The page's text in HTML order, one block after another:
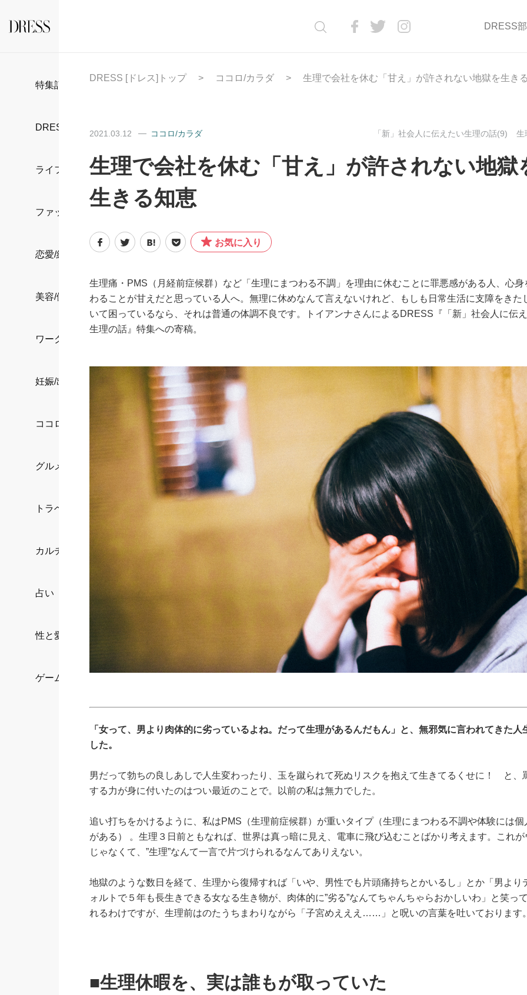
DRESS
特集記事
DRESS部活
ライフスタイル
ファッション
恋愛/結婚/離婚
美容/健康
ワークスタイル
妊娠/出産/家族
ココロ/カラダ
グルメ
トラベル
カルチャー/エンタメ
占い
性と愛
ゲーム
DRESS [ドレス]トップ ココロ/カラダ 生理で会社を休む「甘え」が許されない地獄を生き
2021.03.12 ココロ/カラダ 「新」社会人に伝えたい生理の話(9) 生
生理で会社を休む「甘え」が許されない地獄
生きる知恵
お気に入り
生理痛・PMS（月経前症候群）など「生理にまつわる不調」を理由に休むことに罪悪感がある人、心身
わることが甘えだと思っている人へ。無理に休めなんて言えないけれど、もしも日常生活に支障をきた
いて困っているなら、それは普通の体調不良です。トイアンナさんによるDRESS『「新」社会人に伝
生理の話』特集への寄稿。
「女って、男より肉体的に劣っているよね。だって生理があるんだもん」と、無邪気に言われてきた人
した。
男だって勃ちの良しあしで人生変わったり、玉を蹴られて死ぬリスクを抱えて生きてるくせに！ と、
する力が身に付いたのはつい最近のことで。以前の私は無力でした。
追い打ちをかけるように、私はPMS（生理前症候群）が重いタイプ（生理にまつわる不調や体験には個
がある） 。生理３日前ともなれば、世界は真っ暗に見え、電車に飛び込むことばかり考えます。これが
じゃなくて、”生理”なんて一言で片づけられるなんてありえない。
地獄のような数日を経て、生理から復帰すれば「いや、男性でも片頭痛持ちとかいるし」とか「男より
ォルトで５年も長生きできる女なる生き物が、肉体的に”劣る”なんてちゃんちゃらおかしいわ」と笑っ
れるわけですが、生理前はのたうちまわりながら「子宮めえええ……」と呪いの言葉を吐いております。
■生理休暇を、実は誰もが取っていた